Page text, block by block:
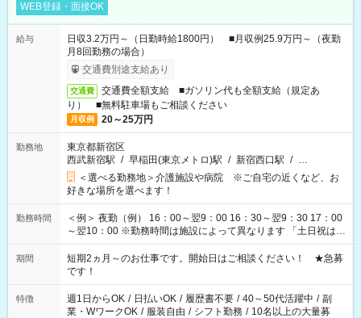
WEB登録・面接OK
給与
日収3.2万円～（日勤時給1800円） ■月収例25.9万円～（夜勤
月8回勤務の場合）
交通費別途支給あり
交通費
交通費全額支給 ■ガソリン代も全額支給（規定あ
り） ■無料駐車場もご相談ください
月収例 20～25万円
勤務地
東京都新宿区
西武新宿駅 / 早稲田(東京メトロ)駅 / 新宿西口駅 / …
＜選べる勤務地＞介護施設や病院 ※ご自宅の近くなど、お
好きな場所を選べます！
勤務時間
＜例＞ 夜勤（例） 16：00～翌9：00 16：30～翌9：30 17：00
～翌10：00 ※勤務時間は施設によって異なります 「土日祝は休
みたい」 「しっかり稼ぎたい」 「もう少し遅い時間から始めた
い」など ご希望にあったお仕事をご案内いたします。 ※未経験
の方の場合は1～2ヶ月間は日中での仕事を経験いただき、 お
仕事に慣れてからの夜勤になります。 ★家庭の都合でお休みが
必要な場合も遠慮なくご相談ください。
期間
短期2ヵ月～のお仕事です。開始日はご相談ください！ ★急募
です！
特徴 週1日からOK / 日払いOK / 履歴書不要 / 40～50代活躍中 / 副
業・WワークOK / 服装自由 / シフト勤務 / 10名以上の大量募